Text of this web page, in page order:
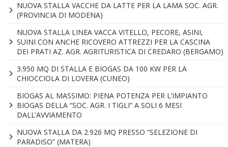
NUOVA STALLA VACCHE DA LATTE PER LA LAMA SOC. AGR.
(PROVINCIA DI MODENA)
NUOVA STALLA LINEA VACCA VITELLO, PECORE, ASINI,
SUINI CON ANCHE RICOVERO ATTREZZI PER LA CASCINA
DEI PRATI AZ. AGR. AGRITURISTICA DI CREDARO (BERGAMO)
3.950 MQ DI STALLA E BIOGAS DA 100 KW PER LA
CHIOCCIOLA DI LOVERA (CUNEO)
BIOGAS AL MASSIMO: PIENA POTENZA PER L’IMPIANTO
BIOGAS DELLA “SOC. AGR. I TIGLI” A SOLI 6 MESI
DALL’AVVIAMENTO
NUOVA STALLA DA 2.926 MQ PRESSO “SELEZIONE DI
PARADISO” (MATERA)